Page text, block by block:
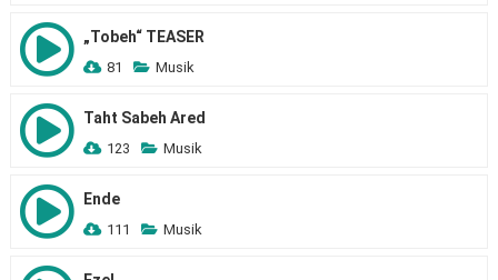
„Tobeh“ TEASER
81 Musik
Taht Sabeh Ared
123 Musik
Ende
111 Musik